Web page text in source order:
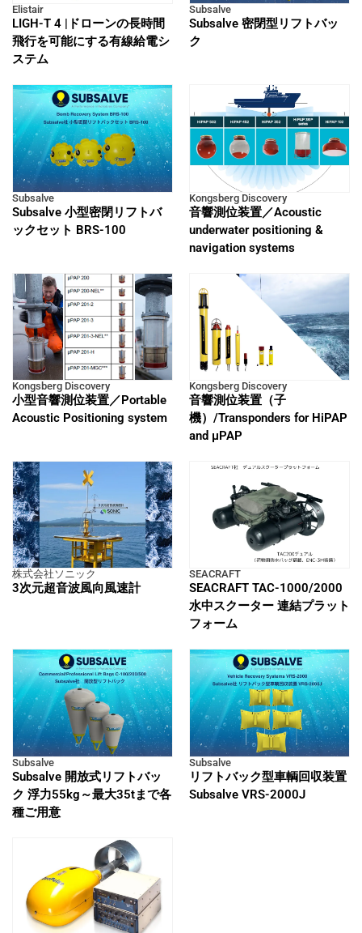
Elistair
LIGH-T 4 |ドローンの長時間
飛行を可能にする有線給電シ
ステム
Subsalve
Subsalve 密閉型リフトバッ
ク
Subsalve
Subsalve 小型密閉リフトバ
ックセット BRS-100
Kongsberg Discovery
音響測位装置／Acoustic
underwater positioning &
navigation systems
Kongsberg Discovery
小型音響測位装置／Portable
Acoustic Positioning system
Kongsberg Discovery
音響測位装置（子
機）/Transponders for HiPAP
and μPAP
株式会社ソニック
3次元超音波風向風速計
SEACRAFT
SEACRAFT TAC-1000/2000
水中スクーター 連結プラット
フォーム
Subsalve
Subsalve 開放式リフトバッ
ク 浮力55kg～最大35tまで各
種ご用意
Subsalve
リフトバック型車輌回収装置
Subsalve VRS-2000J